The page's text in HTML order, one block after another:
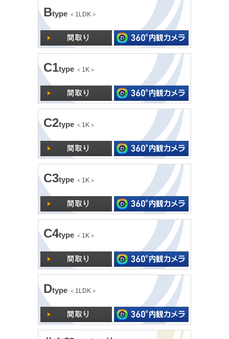
Btype ＜1LDK＞
C1type ＜1K＞
C2type ＜1K＞
C3type ＜1K＞
C4type ＜1K＞
Dtype ＜1LDK＞